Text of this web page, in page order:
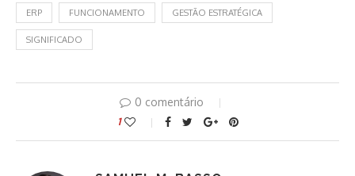
ERP FUNCIONAMENTO GESTÃO ESTRATÉGICA
SIGNIFICADO
0 comentário
1